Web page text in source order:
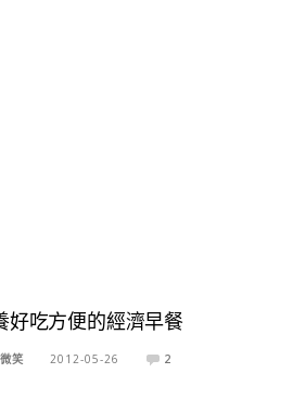
好吃方便的經濟早餐
笑 2012-05-26 2